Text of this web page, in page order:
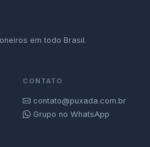
em todo Brasil.
CONTATO
contato@puxada.com.br
Grupo no WhatsApp